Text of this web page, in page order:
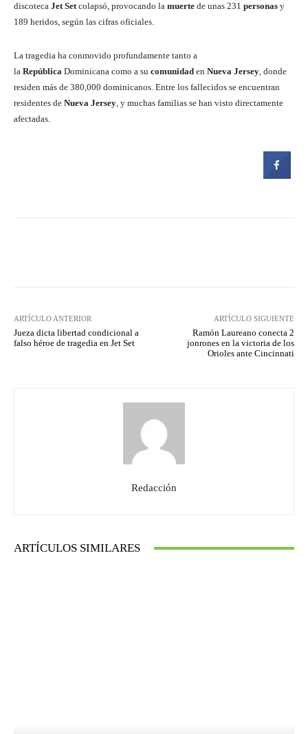
discoteca Jet Setcolapsó, provocando la muerte de unas 231 personas y
189 heridos, según las cifras oficiales.
La tragedia ha conmovido profundamente tanto a
la República Dominicana como a su comunidad en Nueva Jersey, donde
residen más de 380,000 dominicanos. Entre los fallecidos se encuentran
residentes de Nueva Jersey, y muchas familias se han visto directamente
afectadas.
ARTÍCULO ANTERIOR
Jueza dicta libertad condicional a
falso héroe de tragedia en Jet Set
ARTÍCULO SIGUIENTE
Ramón Laureano conecta 2
jonrones en la victoria de los
Orioles ante Cincinnati
Redacción
ARTÍCULOS SIMILARES